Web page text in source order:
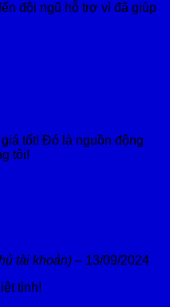
đội ngũ hỗ trợ vì đã giúp
tốt! Đó là nguồn động
tôi!
tài khoản) – 13/09/2024
tình!